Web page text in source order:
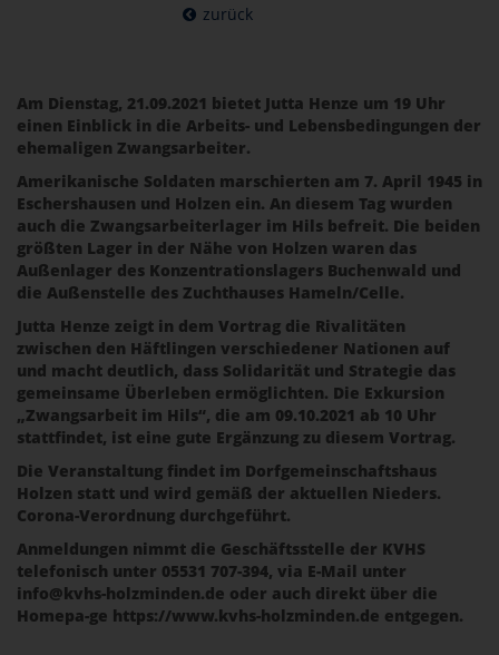
zurück
Am Dienstag, 21.09.2021 bietet Jutta Henze um 19 Uhr
einen Einblick in die Arbeits- und Lebensbedingungen der
ehemaligen Zwangsarbeiter.
Amerikanische Soldaten marschierten am 7. April 1945 in
Eschershausen und Holzen ein. An diesem Tag wurden
auch die Zwangsarbeiterlager im Hils befreit. Die beiden
größten Lager in der Nähe von Holzen waren das
Außenlager des Konzentrationslagers Buchenwald und
die Außenstelle des Zuchthauses Hameln/Celle.
Jutta Henze zeigt in dem Vortrag die Rivalitäten
zwischen den Häftlingen verschiedener Nationen auf
und macht deutlich, dass Solidarität und Strategie das
gemeinsame Überleben ermöglichten. Die Exkursion
„Zwangsarbeit im Hils“, die am 09.10.2021 ab 10 Uhr
stattfindet, ist eine gute Ergänzung zu diesem Vortrag.
Die Veranstaltung findet im Dorfgemeinschaftshaus
Holzen statt und wird gemäß der aktuellen Nieders.
Corona-Verordnung durchgeführt.
Anmeldungen nimmt die Geschäftsstelle der KVHS
telefonisch unter 05531 707-394, via E-Mail unter
info@kvhs-holzminden.de oder auch direkt über die
Homepa-ge https://www.kvhs-holzminden.de entgegen.